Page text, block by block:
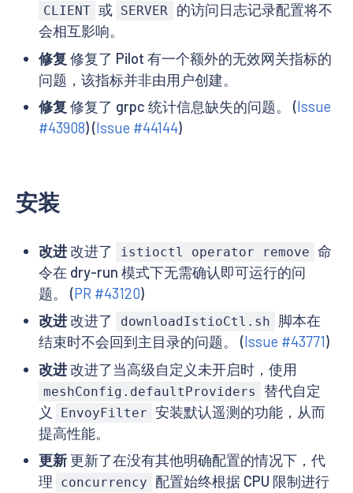
CLIENT 或 SERVER
的访问日志记录配置将不
会相互影响。
修复 修复了 Pilot 有一个额外的无效网关指标的
问题，该指标并非由用户创建。
修复 修复了 grpc 统计信息缺失的问题。 (Issue
#43908) (Issue #44144)
安装
改进改进了 istioctl operator remove 命
令在 dry-run 模式下无需确认即可运行的问
题。 (PR #43120)
改进改进了 downloadIstioCtl.sh
脚本在
结束时不会回到主目录的问题。 (Issue #43771)
改进改进了当高级自定义未开启时，使用
meshConfig.defaultProviders
替代自定
义
EnvoyFilter 安装默认遥测的功能，从而
提高性能。
更新更新了在没有其他明确配置的情况下，代
理
concurrency 配置始终根据 CPU 限制进行